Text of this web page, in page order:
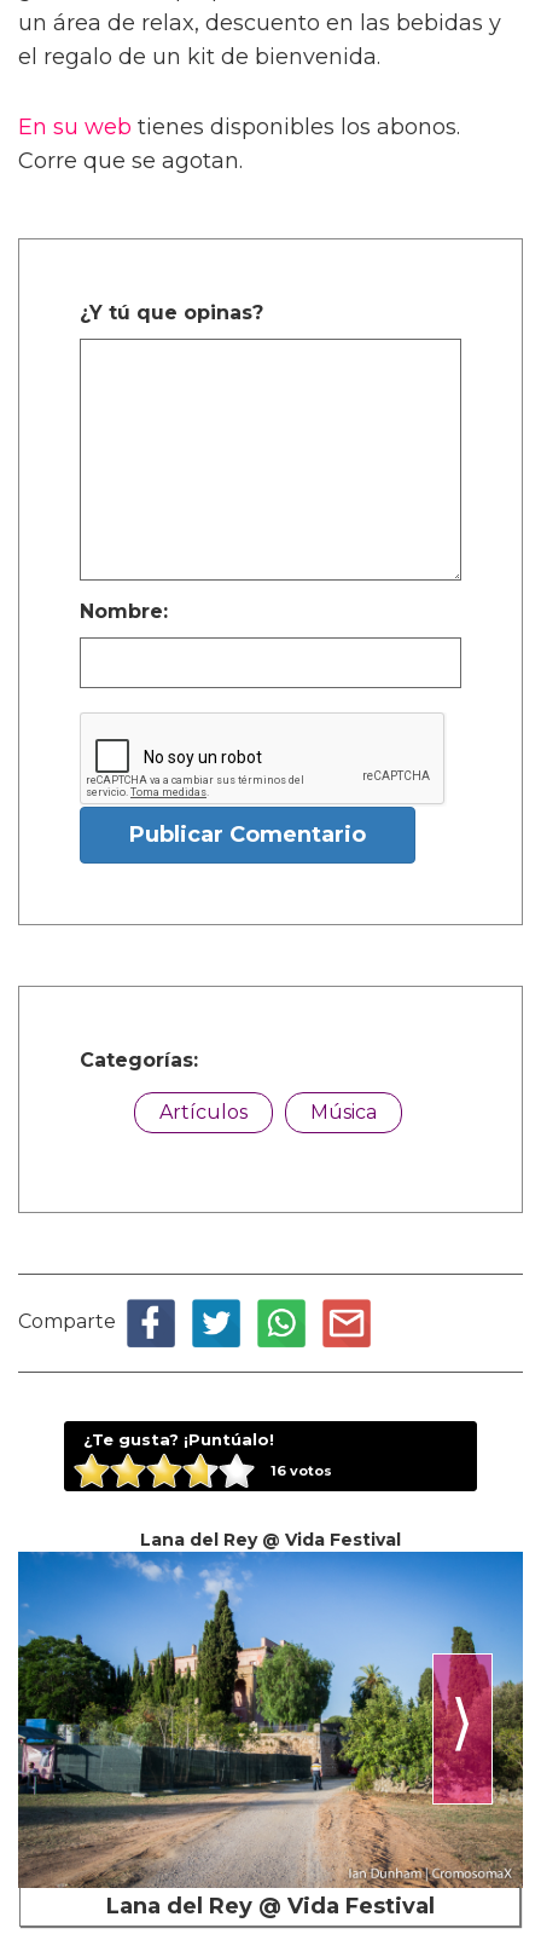
un área de relax, descuento en las bebidas y
el regalo de un kit de bienvenida.
En su web tienes disponibles los abonos.
Corre que se agotan.
¿Y tú que opinas?
Nombre:
Publicar Comentario
Categorías:
Artículos Música
Comparte
¿Te gusta? ¡Puntúalo!
16votos
Lana del Rey @ Vida Festival
⟩
Lana del Rey @ Vida Festival